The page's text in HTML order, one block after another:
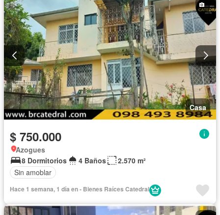
Casa
$ 750.000
Azogues
8 Dormitorios
4 Baños
2.570 m²
Sin amoblar
Hace 1 semana, 1 día en - Bienes Raíces Catedral